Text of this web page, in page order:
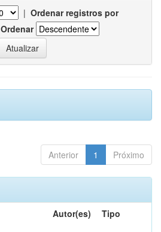
| Ordenar registros por
Ordenar
Anterior 1 Próximo
Autor(es) Tipo